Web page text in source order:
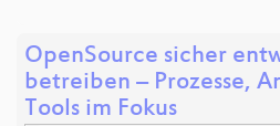
OpenSource sicher
betreiben – Prozesse,
Tools im Fokus